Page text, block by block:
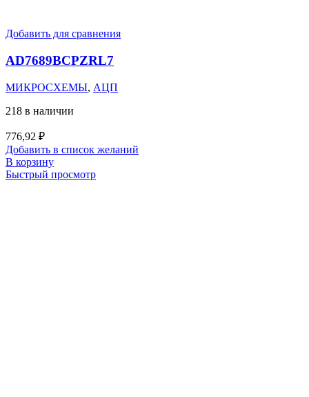
Добавить для сравнения
AD7689BCPZRL7
МИКРОСХЕМЫ, АЦП
218 в наличии
776,92 ₽
Добавить в список желаний
В корзину
Быстрый просмотр